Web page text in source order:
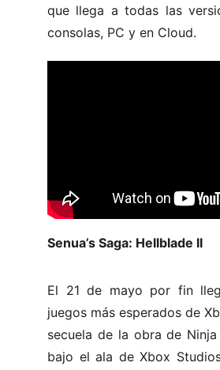
que llega a todas las
consolas, PC y en Cloud.
Senua’s Saga: Hellblade II
El 21 de mayo por fin
juegos más esperados de
secuela de la obra de Ninja
bajo el ala de Xbox